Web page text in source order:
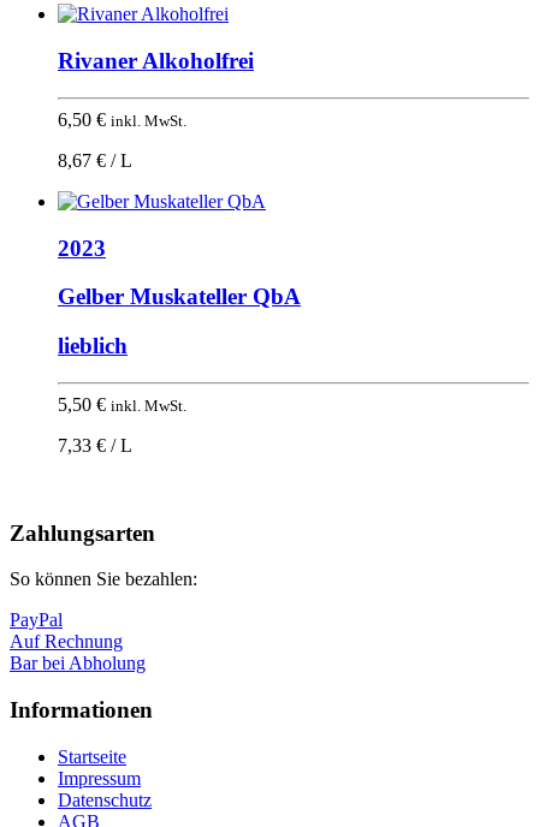
Rivaner Alkoholfrei
6,50 € inkl. MwSt.
8,67 € / L
2023
Gelber Muskateller QbA
lieblich
5,50 € inkl. MwSt.
7,33 € / L
oben
Zahlungsarten
So können Sie bezahlen:
PayPal
Auf Rechnung
Bar bei Abholung
Informationen
Startseite
Impressum
Datenschutz
AGB